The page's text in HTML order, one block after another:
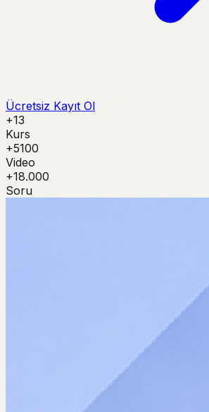
Ücretsiz Kayıt Ol
+13
Kurs
+5100
Video
+18.000
Soru